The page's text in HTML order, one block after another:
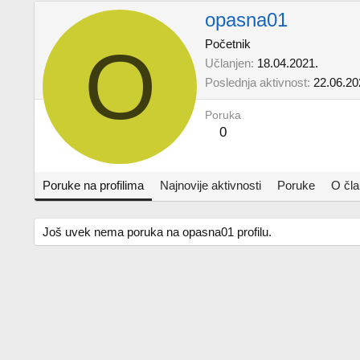
O
opasna01
Početnik
Učlanjen 18.04.2021.
Poslednja aktivnost
Poruka
0
Poruke na profilima Najnovije aktivnosti Poruke O
Još uvek nema poruka na opasna01 profilu.